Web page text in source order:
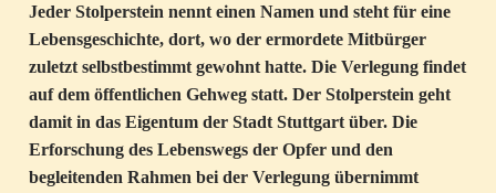
Jeder Stolperstein nennt einen Namen und steht für eine
Lebensgeschichte, dort, wo der ermordete Mitbürger
zuletzt selbstbestimmt gewohnt hatte. Die Verlegung findet
auf dem öffentlichen Gehweg statt. Der Stolperstein geht
damit in das Eigentum der Stadt Stuttgart über. Die
Erforschung des Lebenswegs der Opfer und den
begleitenden Rahmen bei der Verlegung übernimmt